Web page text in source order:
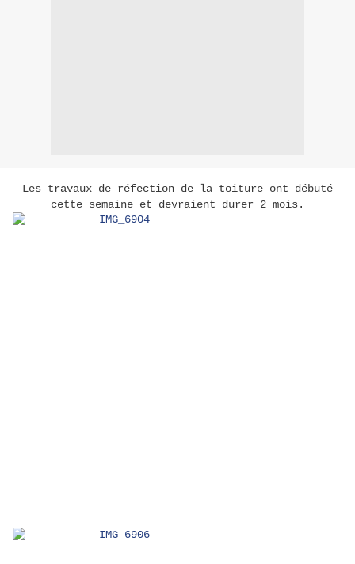
Les travaux de réfection de la toiture ont débuté
cette semaine et devraient durer 2 mois.